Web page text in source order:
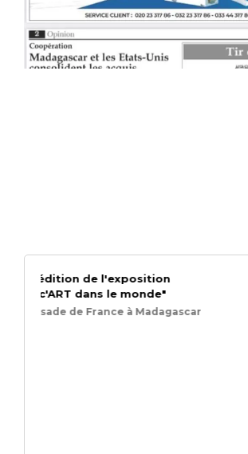
Première édition de l'exposition
"Madagasc'ART dans le monde"
src : Ambassade de France à Madagascar